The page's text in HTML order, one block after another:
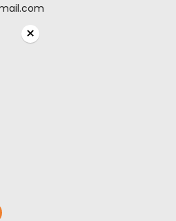
×